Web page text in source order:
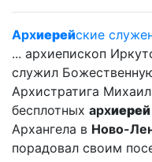
Архиерейские
... архиепископ
служил
Архистратига
бесплотных архиерей
Архангела в Ново-
порадовал своим